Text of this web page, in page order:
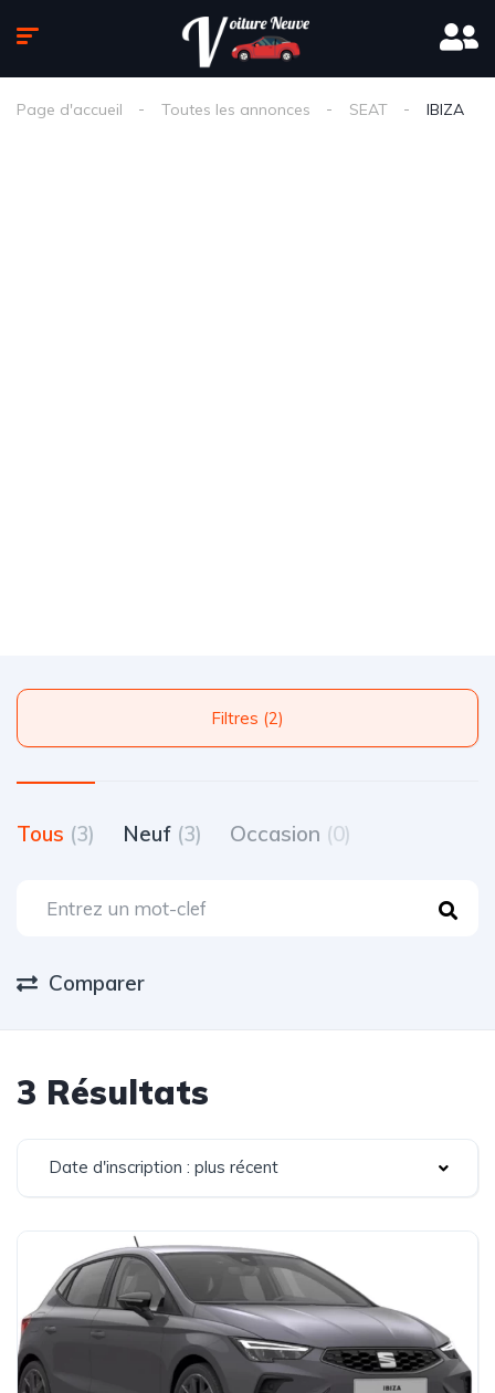
Page d'accueil Toutes les annonces SEAT IBIZA
Filtres (2)
Tous (3) Neuf (3) Occasion (0)
Comparer
3 Résultats
Date d'inscription : plus récent